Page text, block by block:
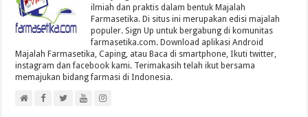
ilmiah dan praktis dalam bentuk Majalah
Farmasetika. Di situs ini merupakan edisi majalah
populer. Sign Up untuk bergabung di komunitas
farmasetika.com. Download aplikasi Android
Majalah Farmasetika, Caping, atau Baca di smartphone, Ikuti twitter,
instagram dan facebook kami. Terimakasih telah ikut bersama
memajukan bidang farmasi di Indonesia.